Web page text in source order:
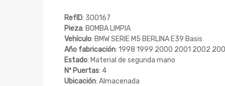
RefID: 300167
Pieza: BOMBA LIMPIA
Vehículo: BMW SERIE M5 BERLINA E39 Basis
Año fabricación: 1998 1999 2000 2001 2002
Estado: Material de segunda mano
Nº Puertas: 4
Ubicación: Almacenada